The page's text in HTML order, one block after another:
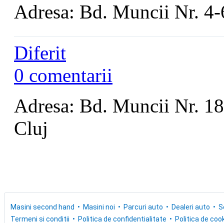
Adresa: Bd. Muncii Nr.
Diferit
0 comentarii
Adresa: Bd. Muncii Nr.
Cluj
Masini second hand Masini noi Parcuri auto Dealeri auto
Termeni si conditii
Politica de confidentialitate Politica de